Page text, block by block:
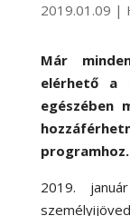
2019.01.09 |
Már
elérhető a
egészében
programhoz.
2019.